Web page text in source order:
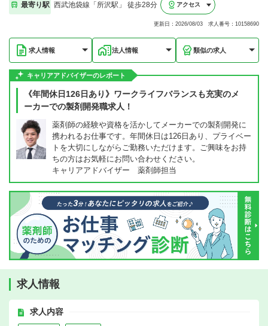
最寄り駅 西武池袋線「所沢駅」 徒歩28分 アクセス
更新日：2026/08/03 求人番号：10158690
求人情報 法人情報 類似の求人
キャリアアドバイザーのレポート
《年間休日126日あり》ワークライフバランスも充実のメ
ーカーでの製剤開発職求人！
薬剤師の経験や資格を活かしてメーカーでの製剤開発に
携われるお仕事です。年間休日は126日あり、プライベー
トを大切にしながらご勤務いただけます。ご興味をお持
ちの方はお気軽にお問い合わせください。
キャリアアドバイザー 薬剤師担当
求人情報
求人内容